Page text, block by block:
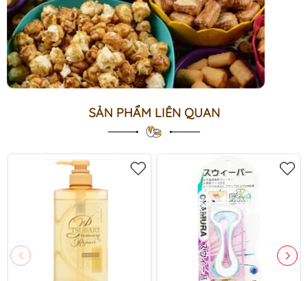
SẢN PHẨM LIÊN QUAN